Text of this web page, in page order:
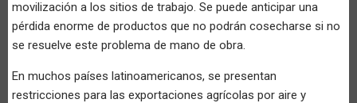
movilización a los sitios de trabajo. Se puede anticipar una
pérdida enorme de productos que no podrán cosecharse si no
se resuelve este problema de mano de obra.
En muchos países latinoamericanos, se presentan
restricciones para las exportaciones agrícolas por aire y